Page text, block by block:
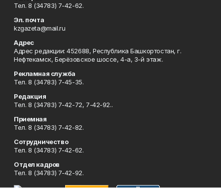
Тел. 8 (34783) 7-42-62.
Эл. почта
kzgazeta@mail.ru
Адрес
Адрес редакции: 452688, Республика Башкортостан, г.
Нефтекамск, Берёзовское шоссе, 4-а, 3-й этаж.
Рекламная служба
Тел. 8 (34783) 7-45-35.
Редакция
Тел. 8 (34783) 7-42-72, 7-42-92..
Приемная
Тел. 8 (34783) 7-42-82.
Сотрудничество
Тел. 8 (34783) 7-42-62.
Отдел кадров
Тел. 8 (34783) 7-42-92.